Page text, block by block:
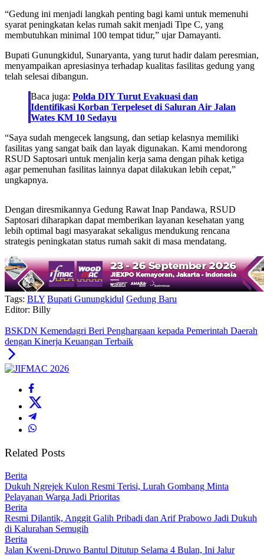
“Gedung ini menjadi langkah penting bagi kami untuk memenuhi
syarat peningkatan kelas rumah sakit menjadi Tipe C, yang
membutuhkan minimal 100 tempat tidur,” ujar Damayanti.
Bupati Gunungkidul, Sunaryanta, yang turut hadir dalam peresmian,
menyampaikan apresiasinya terhadap kualitas fasilitas gedung yang
telah selesai dibangun.
Baca juga: Polda DIY Turut Evakuasi dan
Identifikasi Korban Terpeleset di Saluran Air Jalan
Wates KM 10 Sedayu
“Saya sudah mengecek langsung, dan setiap kelasnya memiliki
fasilitas yang sangat baik dan layak digunakan. Kami mendorong
RSUD Saptosari untuk menjalin kerja sama dengan pihak ketiga
agar pemenuhan fasilitas lainnya dapat dilakukan lebih cepat,”
ungkapnya.
Dengan diresmikannya Gedung Rawat Inap Pandawa, RSUD
Saptosari diharapkan dapat memberikan layanan kesehatan yang
lebih optimal bagi masyarakat sekaligus mendukung rencana
strategis peningkatan status rumah sakit di masa mendatang.
Tags: BLY Bupati Gunungkidul Gedung Baru
Editor: Billy
BSKDN Kemendagri Beri Penghargaan kepada Pemerintah Daerah
dengan Kinerja Keuangan Terbaik
Related Posts
Berita
Dukuh Ngrejek Kulon Resmi Terisi, Lurah Gombang Minta
Pelayanan Warga Jadi Prioritas
Berita
Resmi Dilantik, Anggit Galih Pribadi dan Arif Prabowo Jadi Dukuh
di Kalurahan Semugih
Berita
Jalan Kweni-Druwo Bantul Ditutup Selama 4 Bulan, Ini Jalur